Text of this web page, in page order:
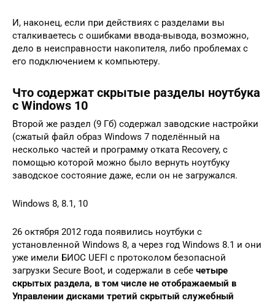
И, наконец, если при действиях с разделами вы
сталкиваетесь с ошибками ввода-вывода, возможно,
дело в неисправности накопителя, либо проблемах с
его подключением к компьютеру.
Что содержат скрытые разделы ноутбука
с Windows 10
Второй же раздел (9 Гб) содержал заводские настройки
(сжатый файл образ Windows 7 поделённый на
несколько частей и программу отката Recovery, с
помощью которой можно было вернуть ноутбуку
заводское состояние даже, если он не загружался.
Windows 8, 8.1, 10
26 октября 2012 года появились ноутбуки с
установленной Windows 8, а через год Windows 8.1 и они
уже имели БИОС UEFI с протоколом безопасной
загрузки Secure Boot, и содержали в себе четыре
скрытых раздела, в том числе не отображаемый в
Управлении дисками третий скрытый служебный